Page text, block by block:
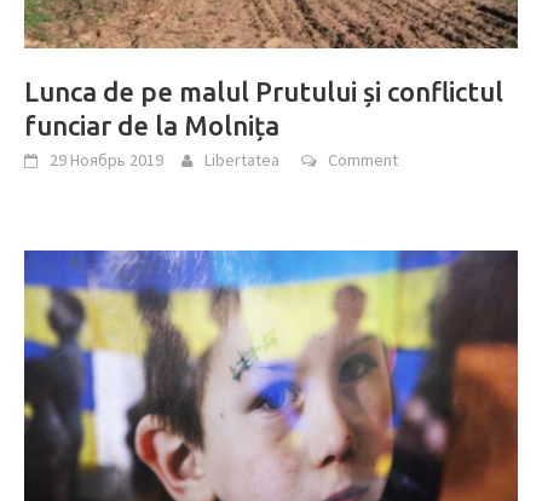
Lunca de pe malul Prutului și conflictul
funciar de la Molnița
29 Ноябрь 2019 Libertatea Comment